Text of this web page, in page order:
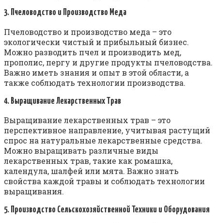
3. Пчеловодство и Производство Меда
Пчеловодство и производство меда – это
экологически чистый и прибыльный бизнес.
Можно разводить пчел и производить мед,
прополис, пергу и другие продукты пчеловодства.
Важно иметь знания и опыт в этой области, а
также соблюдать технологии производства.
4. Выращивание Лекарственных Трав
Выращивание лекарственных трав – это
перспективное направление, учитывая растущий
спрос на натуральные лекарственные средства.
Можно выращивать различные виды
лекарственных трав, такие как ромашка,
календула, шалфей или мята. Важно знать
свойства каждой травы и соблюдать технологии
выращивания.
5. Производство Сельскохозяйственной Техники и Оборудования